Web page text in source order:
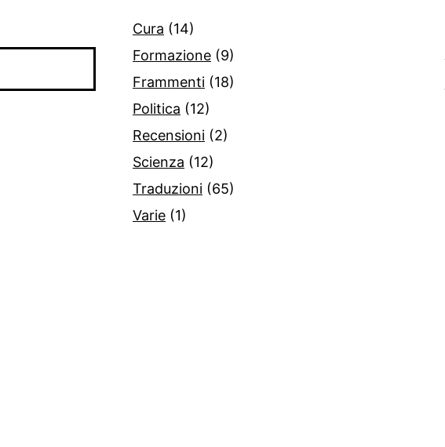
Cura (14)
Formazione (9)
Frammenti (18)
Politica (12)
Recensioni (2)
Scienza (12)
Traduzioni (65)
Varie (1)